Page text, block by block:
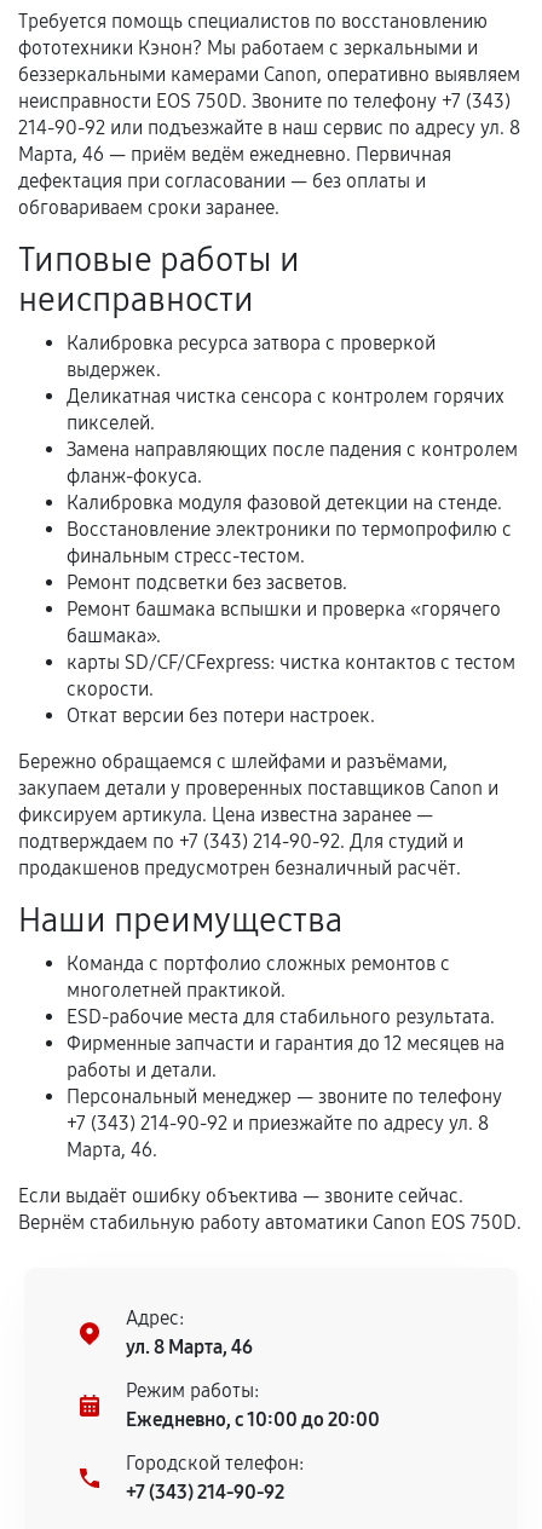
техническим характеристикам.
Документы для подтверждения
гарантии
Гарантийный талон.
услуг и сроком гарантии.
Документы на установленные комплектующие
и кассовый чек.
Расширенная гарантия
В некоторых случаях возможно оформление
расширенной гарантии. Стоимость, сроки и
условия продления согласовываются отдельно и
фиксируются в документах.
Когда гарантия не действует
Нарушение правил эксплуатации,
механические повреждения, попадание влаги,
перегрев, коррозия.
Самостоятельный ремонт или вмешательство
третьих лиц.
предусмотрено отдельно.
Обращение после окончания гарантийного
срока.
Программные сбои, если это не указано в
отдельных условиях.
Если комплектующие куплены
самостоятельно
Гарантия на выполненные работы может
Предоставленные детали подходят по
техническим параметрам и не имеют внешних
дефектов.
Установка была выполнена нашим сервисным
центром.
При этом гарантия на сами комплектующие
Требуется помощь специалистов по восстановлению
фототехники Кэнон? Мы работаем с зеркальными и
беззеркальными камерами Canon, оперативно выявляем
неисправности EOS 750D. Звоните по телефону +7 (343)
214-90-92 или подъезжайте в наш сервис по адресу ул. 8
Марта, 46 — приём ведём ежедневно. Первичная
дефектация при согласовании — без оплаты и
обговариваем сроки заранее.
Типовые работы и
неисправности
Калибровка ресурса затвора с проверкой
выдержек.
Деликатная чистка сенсора с контролем горячих
пикселей.
Замена направляющих после падения с контролем
фланж-фокуса.
Калибровка модуля фазовой детекции на стенде.
Восстановление электроники по термопрофилю с
финальным стресс-тестом.
Ремонт подсветки без засветов.
Ремонт башмака вспышки и проверка «горячего
башмака».
карты SD/CF/CFexpress: чистка контактов с тестом
скорости.
Откат версии без потери настроек.
Бережно обращаемся с шлейфами и разъёмами,
закупаем детали у проверенных поставщиков Canon и
фиксируем артикула. Цена известна заранее —
подтверждаем по +7 (343) 214-90-92. Для студий и
продакшенов предусмотрен безналичный расчёт.
Наши преимущества
Команда с портфолио сложных ремонтов с
многолетней практикой.
ESD-рабочие места для стабильного результата.
Фирменные запчасти и гарантия до 12 месяцев на
работы и детали.
Персональный менеджер — звоните по телефону
+7 (343) 214-90-92 и приезжайте по адресу ул. 8
Марта, 46.
Если выдаёт ошибку объектива — звоните сейчас.
Вернём стабильную работу автоматики Canon EOS 750D.
Адрес:
ул. 8 Марта, 46
Режим работы:
Ежедневно, с 10:00 до 20:00
Городской телефон:
+7 (343) 214-90-92